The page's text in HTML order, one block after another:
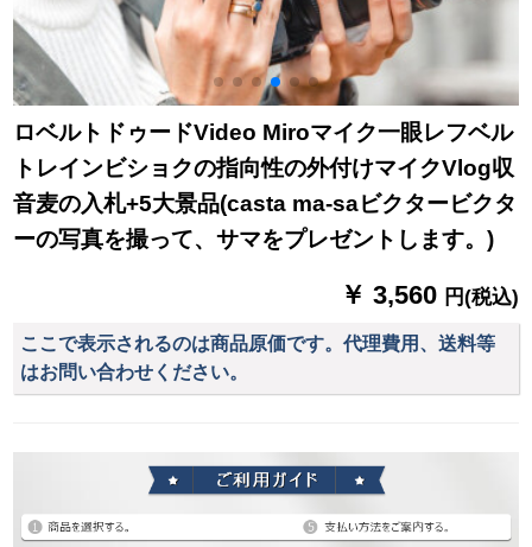
ロベルトドゥードVideo Miroマイク一眼レフベル
トレインビショクの指向性の外付けマイクVlog収
音麦の入札+5大景品(casta ma-saビクタービクタ
ーの写真を撮って、サマをプレゼントします。)
￥ 3,560 円(税込)
ここで表示されるのは商品原価です。代理費用、送料等
はお問い合わせください。